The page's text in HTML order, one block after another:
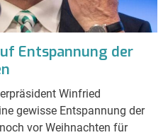
Entspannung der
Winfried
gewisse Entspannung der
vor Weihnachten für